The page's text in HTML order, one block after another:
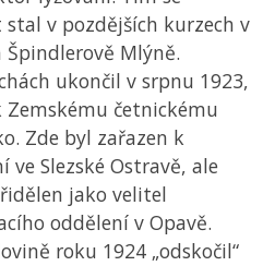
v pozdějších kurzech v
Špindlerově Mlýně.
ukončil v srpnu 1923,
četnickému
Zde byl zařazen k
ve Slezské Ostravě, ale
jako velitel
oddělení v Opavě.
roku 1924 „odskočil“